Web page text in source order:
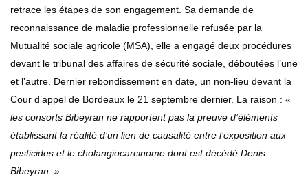
retrace les étapes de son engagement. Sa demande de
reconnaissance de maladie professionnelle refusée par la
Mutualité sociale agricole (MSA), elle a engagé deux procédures
devant le tribunal des affaires de sécurité sociale, déboutées l’une
et l’autre. Dernier rebondissement en date, un non-lieu devant la
Cour d’appel de Bordeaux le 21 septembre dernier. La raison : «
les consorts Bibeyran ne rapportent pas la preuve d’éléments
établissant la réalité d’un lien de causalité entre l’exposition aux
pesticides et le cholangiocarcinome dont est décédé Denis
Bibeyran. »